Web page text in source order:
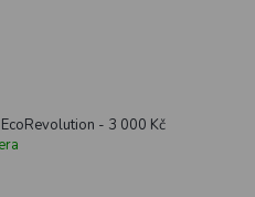
- 3 000 Kč